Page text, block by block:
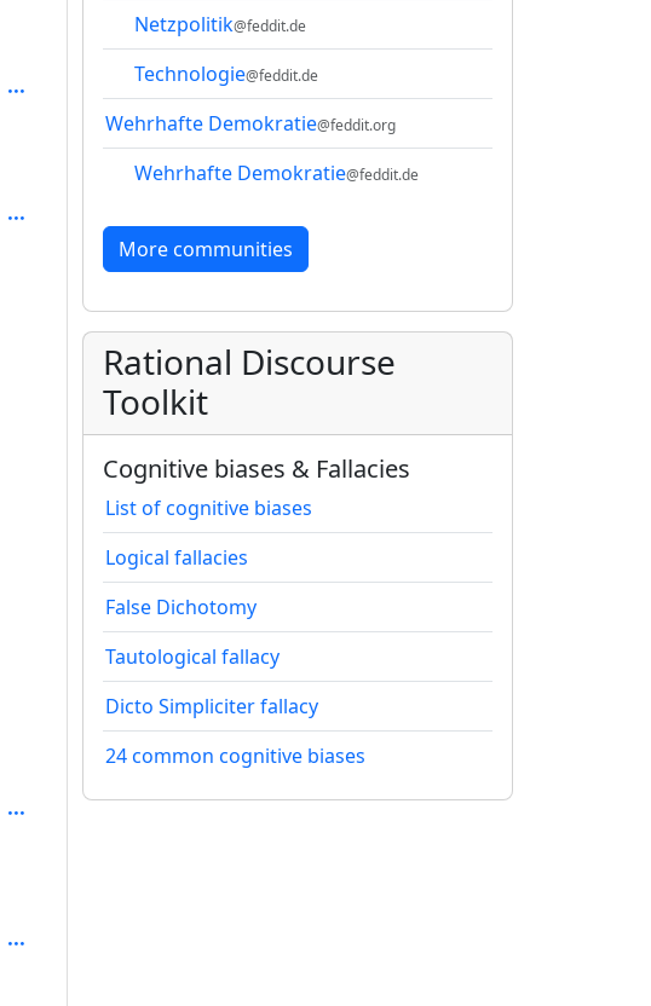
Netzpolitik@feddit.de
Technologie@feddit.de
Wehrhafte Demokratie@feddit.org
Wehrhafte Demokratie@feddit.de
More communities
Rational Discourse
Toolkit
Cognitive biases & Fallacies
List of cognitive biases
Logical fallacies
False Dichotomy
Tautological fallacy
Dicto Simpliciter fallacy
24 common cognitive biases